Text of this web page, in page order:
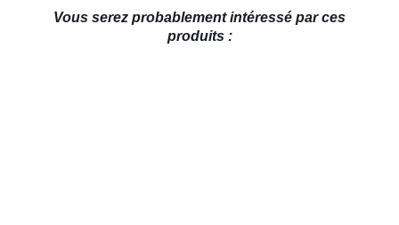
Vous serez probablement intéressé par ces
produits :